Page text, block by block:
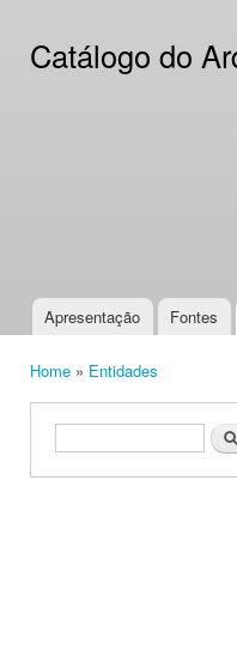
Catálogo do
Main menu
Apresentação Fontes
Home » Entidades
Search form